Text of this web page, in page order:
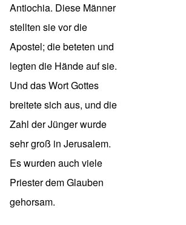
Antiochia. Diese Männer
stellten sie vor die
Apostel; die beteten und
legten die Hände auf sie.
Und das Wort Gottes
breitete sich aus, und die
Zahl der Jünger wurde
sehr groß in Jerusalem.
Es wurden auch viele
Priester dem Glauben
gehorsam.